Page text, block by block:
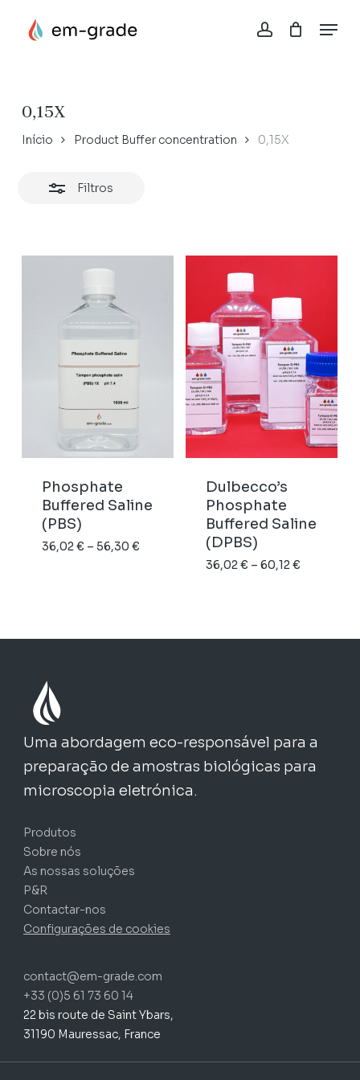
account
Menu
Cesta Close
Nenhum produto no carrinho.
GO TO SHOP
0,15X
Início Product Buffer concentration 0,15X
Filtros
Close
Phosphate
Buffered Saline
(PBS)
36,02€ – 56,30 €Price
Dulbecco’s
Phosphate
Buffered Saline
(DPBS)
36,02€ – 60,12€
60,12 €
Uma abordagem eco-responsável para a
preparação de amostras biológicas para
microscopia eletrónica.
Produtos
Sobre nós
As nossas soluções
P&R
Contactar-nos
Configurações de cookies
contact@em-grade.com
+33 (0)5 61 73 60 14
22 bis route de Saint Ybars,
31190 Mauressac, France